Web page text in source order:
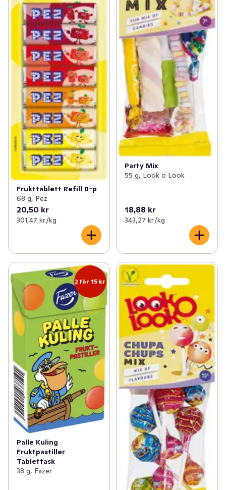
Frukttablett Refill 8-p
68 g, Pez
20,50 kr
301,47 kr /kg
Party Mix
55 g, Look o Look
18,88 kr
343,27 kr /kg
2 för 15 kr
Palle Kuling
Fruktpastiller
Tablettask
38 g, Fazer